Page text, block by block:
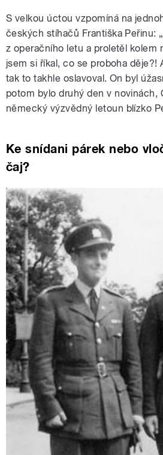
S velkou úctou vzpomíná na
českých stíhačů Františka Peřinu:
z operačního letu a proletěl kolem
jsem si říkal, co se proboha děje?!
tak to takhle oslavoval. On byl
potom bylo druhý den v novinách,
německý výzvědný letoun blízko
Ke snídani párek nebo
čaj?